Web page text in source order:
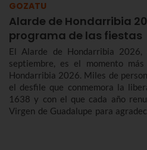
GOZATU
Alarde de Hondarribia
programa de las fiestas
El Alarde de Hondarribia
septiembre, es el momento
Hondarribia 2026. Miles de
el desfile que conmemora la
1638 y con el que cada año
Virgen de Guadalupe para